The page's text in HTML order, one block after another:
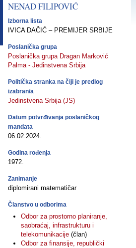
NENADFILIPOVIĆ
Izborna lista
IVICA DAČIĆ – PREMIJER SRBIJE
Poslanička grupa
Poslanička grupa Dragan Marković
Palma - Jedinstvena Srbija
Politička stranka na čiji je predlog
izabran/a
Jedinstvena Srbija (JS)
Datum potvrđivanja poslaničkog
mandata
06.02.2024.
Godina rođenja
1972.
Zanimanje
diplomirani matematičar
Članstvo u odborima
Odbor za prostorno planiranje,
saobraćaj, infrastrukturu i
telekomunikacije (član)
Odbor za finansije, republički